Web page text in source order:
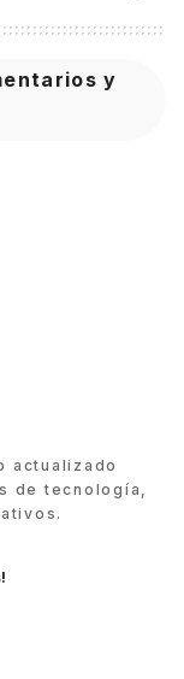
y
actualizado
de tecnología,